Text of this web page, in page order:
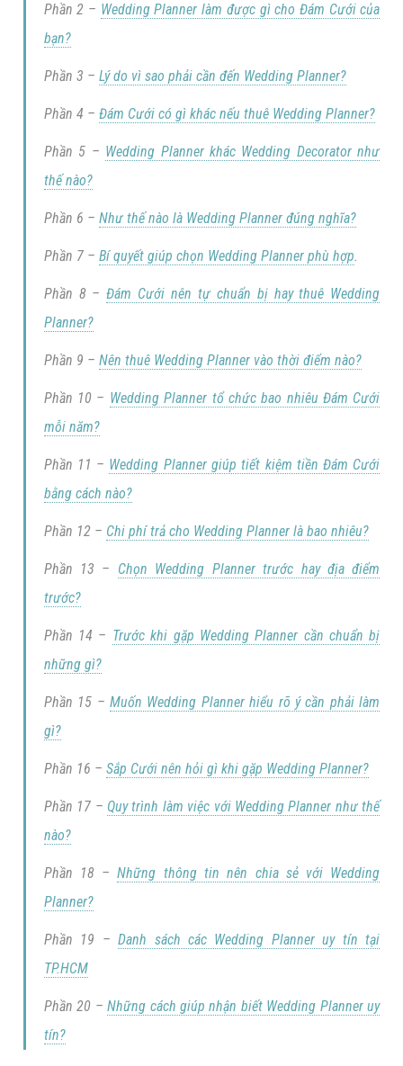
Phần 2 – Wedding Planner làm được gì cho Đám Cưới của
bạn?
Phần 3 – Lý do vì sao phải cần đến Wedding Planner?
Phần 4 – Đám Cưới có gì khác nếu thuê Wedding Planner?
Phần 5 – Wedding Planner khác Wedding Decorator như
thế nào?
Phần 6 – Như thế nào là Wedding Planner đúng nghĩa?
Phần 7 – Bí quyết giúp chọn Wedding Planner phù hợp.
Phần 8 –Đám Cưới nên tự chuẩn bị hay thuê Wedding
Planner?
Phần 9 – Nên thuê Wedding Planner vào thời điểm nào?
Phần 10 – Wedding Planner tổ chức bao nhiêu Đám Cưới
mỗi năm?
Phần 11 – Wedding Planner giúp tiết kiệm tiền Đám Cưới
bằng cách nào?
Phần 12 – Chi phí trả cho Wedding Planner là bao nhiêu?
Phần 13 – Chọn Wedding Planner trước hay địa điểm
trước?
Phần 14 – Trước khi gặp Wedding Planner cần chuẩn bị
những gì?
Phần 15 – Muốn Wedding Planner hiểu rõ ý cần phải làm
gì?
Phần 16 – Sắp Cưới nên hỏi gì khi gặp Wedding Planner?
Phần 17 – Quy trình làm việc với Wedding Planner như thế
nào?
Phần 18 –Những thông tin nên chia sẻ với Wedding
Planner?
Phần 19 –Danh sách các Wedding Planner uy tín tại
TP.HCM
Phần 20 –Những cách giúp nhận biết Wedding Planner uy
tín?